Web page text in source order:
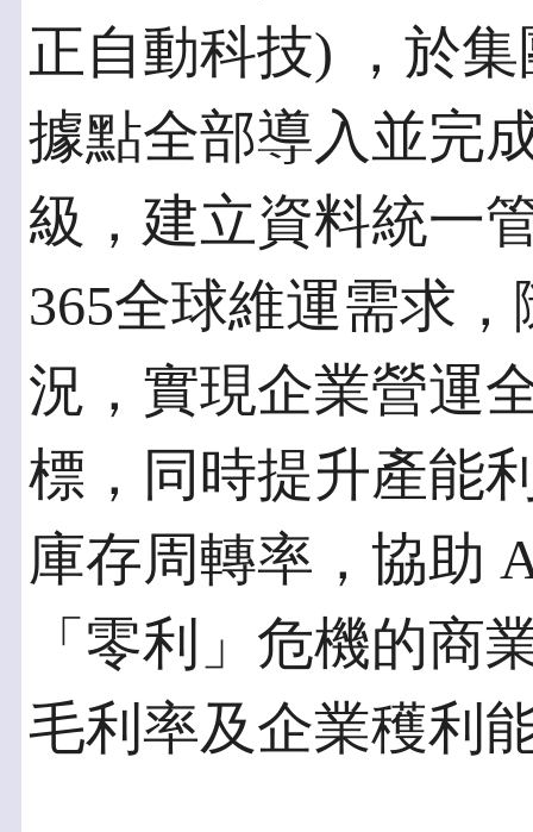
正自動科技) ，於
據點全部導入並完
級，建立資料統一
365全球維運需求
況，實現企業營運
標，同時提升產能
庫存周轉率，協助
「零利」危機的商
毛利率及企業穫利